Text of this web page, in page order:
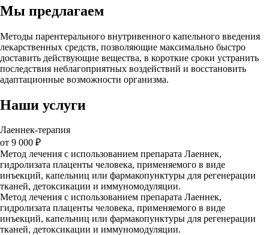
Мы предлагаем
Методы парентерального внутривенного капельного введения
лекарственных средств, позволяющие максимально быстро
доставить действующие вещества, в короткие сроки устранить
последствия неблагоприятных воздействий и восстановить
адаптационные возможности организма.
Наши услуги
Лаеннек-терапия
от 9 000 ₽
Метод лечения с использованием препарата Лаеннек,
гидролизата плаценты человека, применяемого в виде
инъекций, капельниц или фармакопунктуры для регенерации
тканей, детоксикации и иммуномодуляции.
Метод лечения с использованием препарата Лаеннек,
гидролизата плаценты человека, применяемого в виде
инъекций, капельниц или фармакопунктуры для регенерации
тканей, детоксикации и иммуномодуляции.